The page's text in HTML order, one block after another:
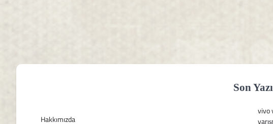
Hakkımızda
Son
vivo